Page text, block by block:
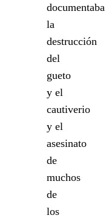
documentaba
la
destrucción
del
gueto
y el
cautiverio
y el
asesinato
de
muchos
de
los